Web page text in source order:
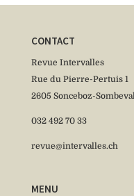
CONTACT
Revue Intervalles
Rue du Pierre-Pertuis 1
2605 Sonceboz-Sombeval
032 492 70 33
revue@intervalles.ch
MENU